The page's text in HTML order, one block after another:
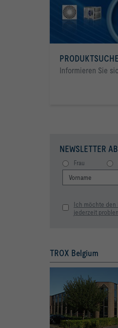
Informieren Sie
NEWSLETTER
Frau
Ich möchte den
jederzeit
TROX Belgium